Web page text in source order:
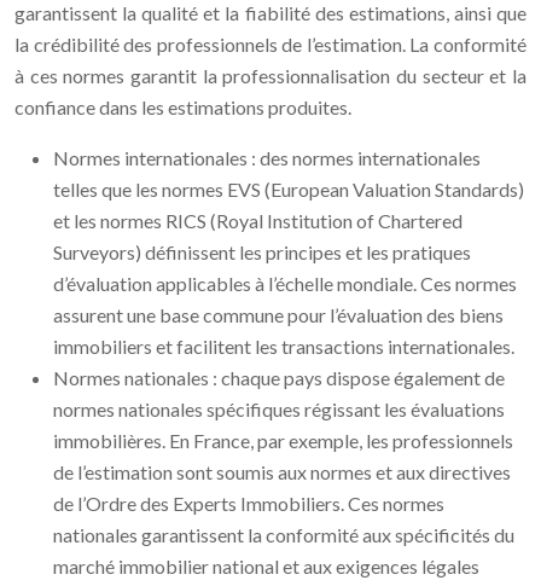
garantissent la qualité et la fiabilité des estimations, ainsi que
la crédibilité des professionnels de l’estimation. La conformité
à ces normes garantit la professionnalisation du secteur et la
confiance dans les estimations produites.
Normes internationales : des normes internationales
telles que les normes EVS (European Valuation Standards)
et les normes RICS (Royal Institution of Chartered
Surveyors) définissent les principes et les pratiques
d’évaluation applicables à l’échelle mondiale. Ces normes
assurent une base commune pour l’évaluation des biens
immobiliers et facilitent les transactions internationales.
Normes nationales : chaque pays dispose également de
normes nationales spécifiques régissant les évaluations
immobilières. En France, par exemple, les professionnels
de l’estimation sont soumis aux normes et aux directives
de l’Ordre des Experts Immobiliers. Ces normes
nationales garantissent la conformité aux spécificités du
marché immobilier national et aux exigences légales